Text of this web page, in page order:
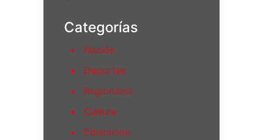
Categorías
Nación
Deportes
Regionales
Cultura
Educación